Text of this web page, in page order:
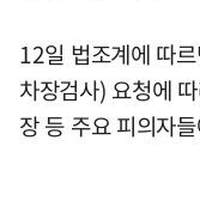
12일 법조계에 따
차장검사) 요청에
장 등 주요 피의자